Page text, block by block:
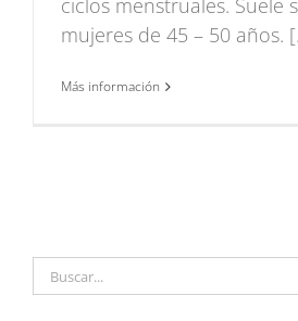
ciclos menstruales. Suele
mujeres de 45 – 50 años.
Más información
Buscar: